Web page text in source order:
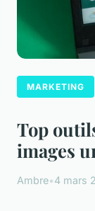
MARKETING
Top
images
Ambre•4 mars